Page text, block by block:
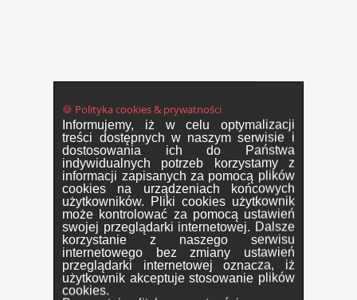
🍪 Polityka cookies & prywatności
Informujemy, iż w celu optymalizacji
treści dostępnych w naszym serwisie i
dostosowania ich do Państwa
indywidualnych potrzeb korzystamy z
informacji zapisanych za pomocą plików
cookies na urządzeniach końcowych
użytkowników. Pliki cookies użytkownik
może kontrolować za pomocą ustawień
swojej przeglądarki internetowej. Dalsze
korzystanie z naszego serwisu
internetowego bez zmiany ustawień
przeglądarki internetowej oznacza, iż
użytkownik akceptuje stosowanie plików
cookies.